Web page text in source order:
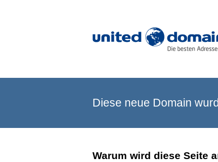
Diese neue Domain
Warum wird diese Seite